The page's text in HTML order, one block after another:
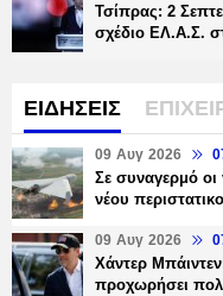
Τσίπρας: 2
σχέδιο ΕΛ.Α.Σ.
ΕΙΔΗΣΕΙΣ
09 Αυγ 2026
Σε συναγερμό οι
νέου
09 Αυγ 2026
Χάντερ
προχωρήσει